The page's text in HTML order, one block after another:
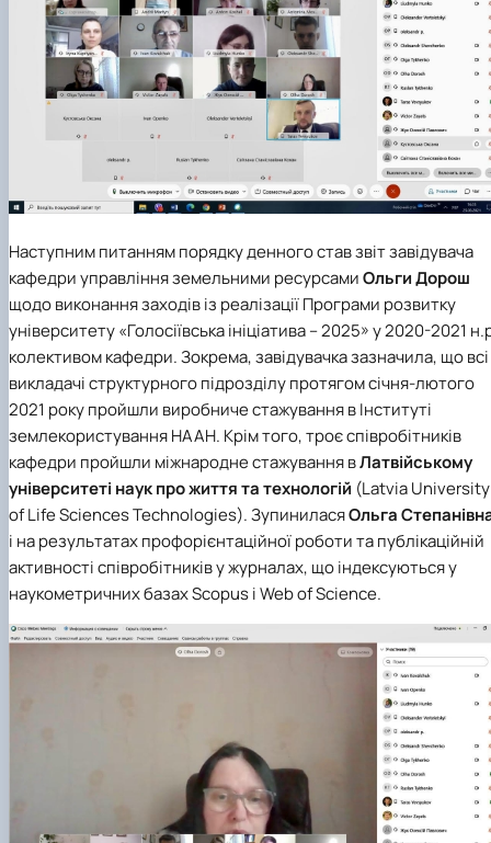
Наступним питанням порядку денного став звіт завідувача
кафедри управління земельними ресурсамиОльги Дорош
щодо виконання заходів із реалізації Програми розвитку
університету «Голосіївська ініціатива – 2025» у 2020-2021
колективом кафедри. Зокрема, завідувачка зазначила, що всі
викладачі структурного підрозділу протягом січня-лютого
2021 року пройшли виробниче стажування вІнституті
землекористування НААН. Крім того, троє співробітників
кафедри пройшли міжнародне стажування вЛатвійському
університеті наук про життя та технологій (Latvia University
of Life Sciences Technologies). ЗупиниласяОльга
і на результатах профорієнтаційної роботи та публікаційній
активності співробітників у журналах, що індексуються у
наукометричних базах Scopus і Web of Science.